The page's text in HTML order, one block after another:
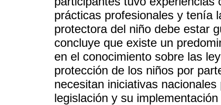
prácticas profesionales y tenía
protectora del niño debe estar
concluye que existe un
en el conocimiento sobre las
protección de los niños por
necesitan iniciativas
legislación y su